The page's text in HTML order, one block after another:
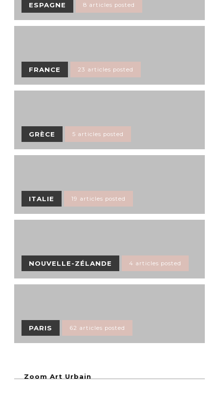
ESPAGNE 8 articles posted
FRANCE 23 articles posted
GRÈCE 5 articles posted
ITALIE 19 articles posted
NOUVELLE-ZÉLANDE 4 articles posted
PARIS 62 articles posted
Zoom Art Urbain